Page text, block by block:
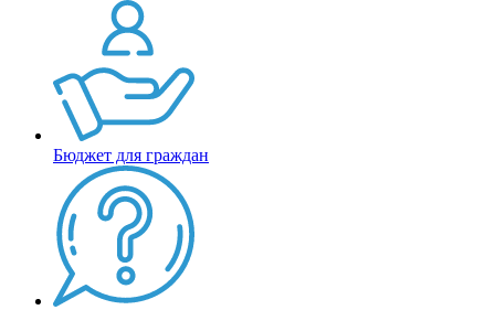
Бюджет для граждан